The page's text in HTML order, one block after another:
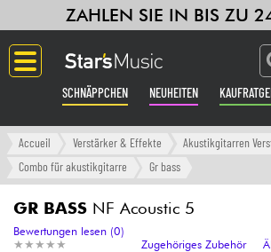
ZAHLEN SIE IN BIS ZU
SCHNÄPPCHEN NEUHEITEN
Langue
Verstärker & Effekte
Accueil Verstärker & Effekte
Akustikgitarren
Combo für akustikgitarre
Gr bass
GR BASS NF Acoustic 5
★ ★ ★ ★ ★
★ ★ ★ ★ ★
Bewertungen lesen (0)
Zugehöriges Zubehör